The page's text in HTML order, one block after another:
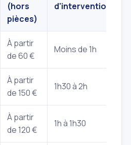
(hors
pièces)
d'intervention
À partir
de 60 €
Moins de 1h
À partir
de 150 €
1h30 à 2h
À partir
de 120 €
1h à 1h30